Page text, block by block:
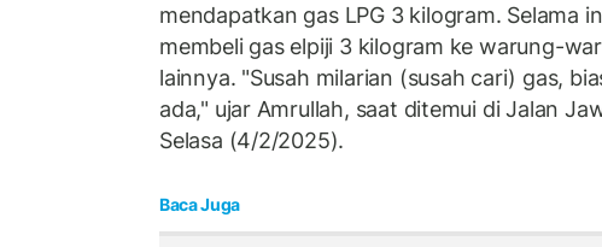
mendapatkan gas LPG 3 kilogram. Selama
membeli gas elpiji 3 kilogram ke warung-
lainnya. "Susah milarian (susah cari) gas,
ada," ujar Amrullah, saat ditemui di Jalan
Selasa (4/2/2025).
Baca Juga